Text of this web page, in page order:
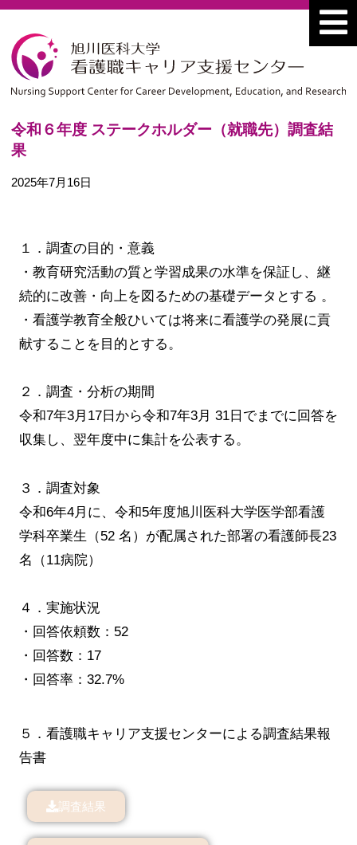
令和６年度 ステークホルダー（就職先）調査結
果
2025年7月16日
１．調査の目的・意義
・教育研究活動の質と学習成果の水準を保証し、継
続的に改善・向上を図るための基礎データとする 。
・看護学教育全般ひいては将来に看護学の発展に貢
献することを目的とする。
２．調査・分析の期間
令和7年3月17日から令和7年3月 31日でまでに回答を
収集し、翌年度中に集計を公表する。
３．調査対象
令和6年4月に、令和5年度旭川医科大学医学部看護
学科卒業生（52 名）が配属された部署の看護師長23
名（11病院）
４．実施状況
・回答依頼数：52
・回答数：17
・回答率：32.7%
５．看護職キャリア支援センターによる調査結果報
告書
調査結果